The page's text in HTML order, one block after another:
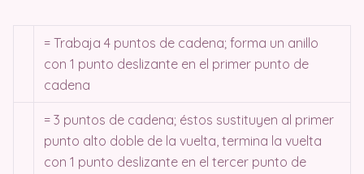
= Trabaja 4 puntos de cadena; forma un anillo
con 1 punto deslizante en el primer punto de
cadena
= 3 puntos de cadena; éstos sustituyen al primer
punto alto doble de la vuelta, termina la vuelta
con 1 punto deslizante en el tercer punto de